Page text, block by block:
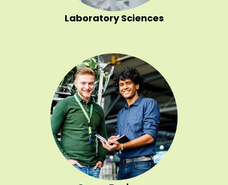
Laboratory Sciences